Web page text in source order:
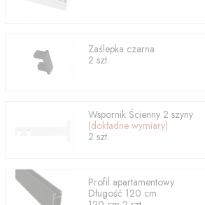
Zaślepka czarna
2 szt.
Wspornik Ścienny 2 szyny
(dokładne wymiary)
2 szt.
Profil apartamentowy
Długość 120 cm